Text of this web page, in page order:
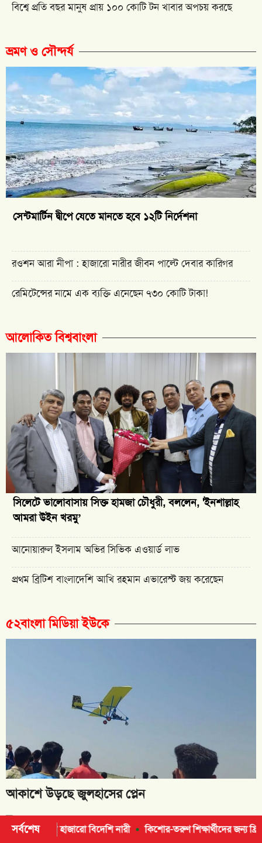
সর্বশেষ
নারী কিশোর-তরুণ শিক্ষার্থীদের জন্য ফ্রি জিসিএসই ভাষা কোর্স
বিশ্বে প্রতি বছর মানুষ প্রায় ১০০ কোটি টন খাবার অপচয় করছে
ভ্রমণ ও সৌন্দর্য
সেন্টমার্টিন দ্বীপে যেতে মানতে হবে ১২টি নির্দেশনা
রওশন আরা নীপা : হাজারো নারীর জীবন পাল্টে দেবার কারিগর
রেমিটেন্সের নামে এক ব্যক্তি এনেছেন ৭৩০ কোটি টাকা!
আলোকিত বিশ্ববাংলা
সিলেটে ভালোবাসায় সিক্ত হামজা চৌধুরী, বললেন, 'ইনশাল্লাহ
আমরা উইন খরমু’
আনোয়ারুল ইসলাম অভির সিভিক এওয়ার্ড লাভ
প্রথম ব্রিটিশ বাংলাদেশি আখি রহমান এভারেস্ট জয় করেছেন
৫২বাংলা মিডিয়া ইউকে
আকাশে উড়ছে জুলহাসের প্লেন
আনোয়ারুল ইসলাম অভির